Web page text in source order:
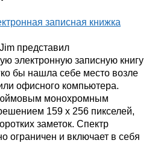
представил
электронную записную книгу
бы нашла себе место возле
офисного компьютера.
монохромным
159 x 256 пикселей,
заметок. Спектр
ограничен и включает в себя